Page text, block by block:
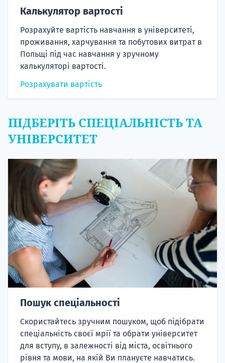
Калькулятор вартості
Розрахуйте вартість навчання в університеті,
проживання, харчування та побутових витрат в
Польщі під час навчання у зручному
калькуляторі вартості.
Розрахувати вартість
ПІДБЕРІТЬ СПЕЦІАЛЬНІСТЬ ТА
УНІВЕРСИТЕТ
Пошук спеціальності
Скористайтесь зручним пошуком, щоб підібрати
спеціальність своєї мрії та обрати університет
для вступу, в залежності від міста, освітнього
рівня та мови, на якій Ви плануєте навчатись.